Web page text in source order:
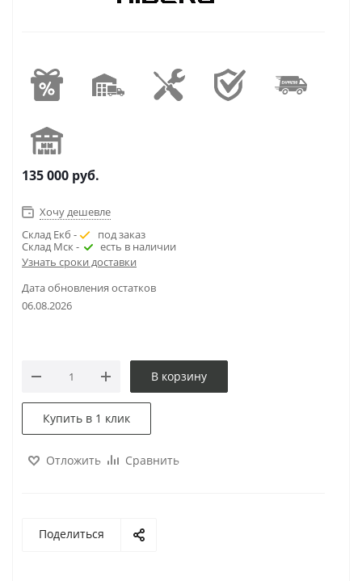
135 000 руб.
Хочу дешевле
Склад Екб -
под заказ
Склад Мск -
есть в наличии
Узнать сроки доставки
Дата обновления остатков
06.08.2026
В корзину
Купить в 1 клик
Отложить Сравнить
Поделиться